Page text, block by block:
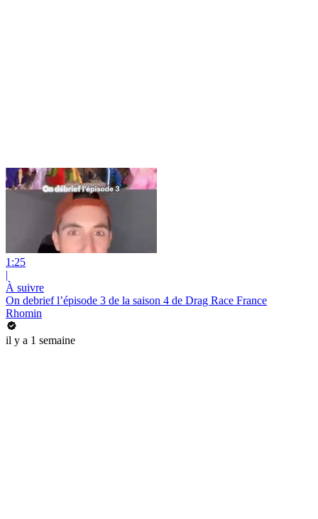
1:25
|
À suivre
On debrief l’épisode 3 de la saison 4 de Drag Race France
Rhomin
il y a 1 semaine